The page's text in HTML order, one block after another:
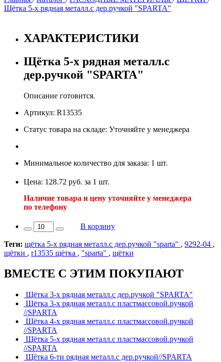
Щётка 5-х рядная металл.с дер.ручкой "SPARTA"
ХАРАКТЕРИСТИКИ
Щётка 5-х рядная металл.с
дер.ручкой "SPARTA"
Описание готовится.
Артикул: R13535
Статус товара на складе: Уточняйте у менеджера
Минимальное количество для заказа: 1 шт.
Цена: 128.72 руб. за 1 шт.
Наличие товара и цену уточняйте у менеджера
по телефону
В корзину
Теги: щётка 5-х рядная металл.с дер.ручкой "sparta" , 9292-04 ,
щётки , r13535 щётка , "sparta" , щётки
ВМЕСТЕ С ЭТИМ ПОКУПАЮТ
Щётка 3-х рядная металл.с дер.ручкой "SPARTA"
Щётка 3-х рядная металл.с пластмассовой.ручкой
//SPARTA
Щётка 4-х рядная металл.с пластмассовой.ручкой
//SPARTA
Щётка 5-х рядная металл.с пластмассовой.ручкой
//SPARTA
Щётка 6-ти рядная металл.с дер.ручкой//SPARTA